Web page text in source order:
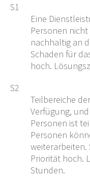
S1
Eine
Personen
nachhaltig an
Schaden für
hoch.
S2
Teilbereiche
Verfügung,
Personen ist
Personen
weiterarbeiten.
Priorität hoch.
Stunden.